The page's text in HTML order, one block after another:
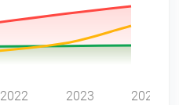
2022 2023 2024